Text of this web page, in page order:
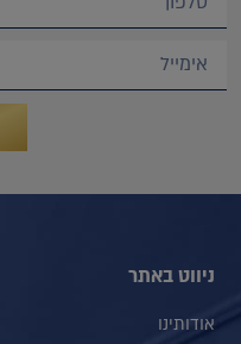
ניווט באתר
אודותינו